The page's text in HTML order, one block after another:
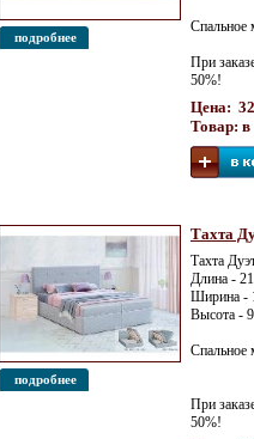
подробнее
Спальное
При
50%!
Цена:
Товар: в
подробнее
Тахта
Тахта
Длина -
Ширина -
Высота -
Спальное
При
50%!